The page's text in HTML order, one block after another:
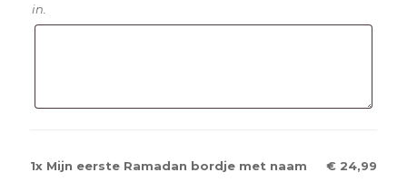
in.
1x Mijn eerste Ramadan bordje met naam
€ 24,99